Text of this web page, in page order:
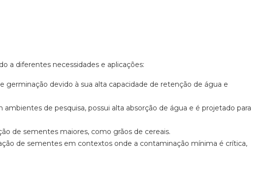
a diferentes necessidades e aplicações:
germinação devido à sua alta capacidade de retenção de água e
ambientes de pesquisa, possui alta absorção de água e é projetado para
de sementes maiores, como grãos de cereais.
de sementes em contextos onde a contaminação mínima é crítica,